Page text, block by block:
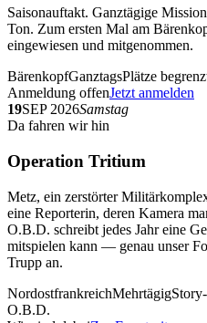
Saisonauftakt. Ganztägige
Ton. Zum ersten Mal am
eingewiesen und mitgenommen.
BärenkopfGanztagsPlätze
Anmeldung offenJetzt anmelden
19SEP 2026Samstag
Da fahren wir hin
Operation Tritium
Metz, ein zerstörter
eine Reporterin, deren Kamera
O.B.D. schreibt jedes Jahr eine
mitspielen kann — genau unser
Trupp an.
NordostfrankreichMehrtägig
O.B.D.